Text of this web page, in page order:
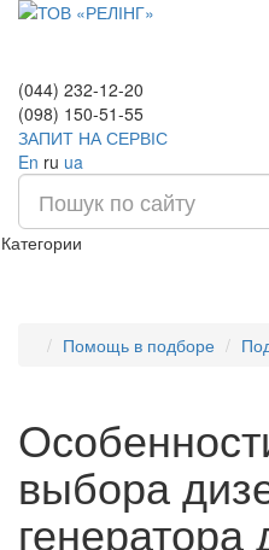
(044) 232-12-20
(098) 150-51-55
ЗАПИТ НА СЕРВІС
En ru ua
Категории
Помощь в подборе
выбора
генератора